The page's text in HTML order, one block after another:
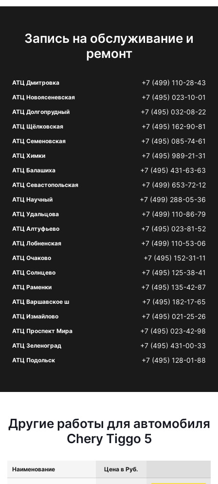
Запись на обслуживание и
ремонт
АТЦ Дмитровка +7 (499) 110-28-43
АТЦ Новоясеневская +7 (495) 023-10-01
АТЦ Долгопрудный +7 (495) 032-08-22
АТЦ Щёлковская +7 (495) 162-90-81
АТЦ Семеновская +7 (495) 085-74-61
АТЦ Химки +7 (495) 989-21-31
АТЦ Балашиха +7 (495) 431-63-63
АТЦ Севастопольская +7 (499) 653-72-12
АТЦ Научный +7 (499) 288-05-36
АТЦ Удальцова +7 (499) 110-86-79
АТЦ Алтуфьево +7 (495) 023-81-52
АТЦ Лобненская +7 (499) 110-53-06
АТЦ Очаково +7 (495) 152-31-11
АТЦ Солнцево +7 (495) 125-38-41
АТЦ Раменки +7 (495) 135-42-87
АТЦ Варшавское ш +7 (495) 182-17-65
АТЦ Измайлово +7 (495) 021-25-26
АТЦ Проспект Мира +7 (495) 023-42-98
АТЦ Зеленоград +7 (495) 431-00-33
АТЦ Подольск +7 (495) 128-01-88
Другие работы для автомобиля
Chery Tiggo 5
Наименование Цена в Руб.